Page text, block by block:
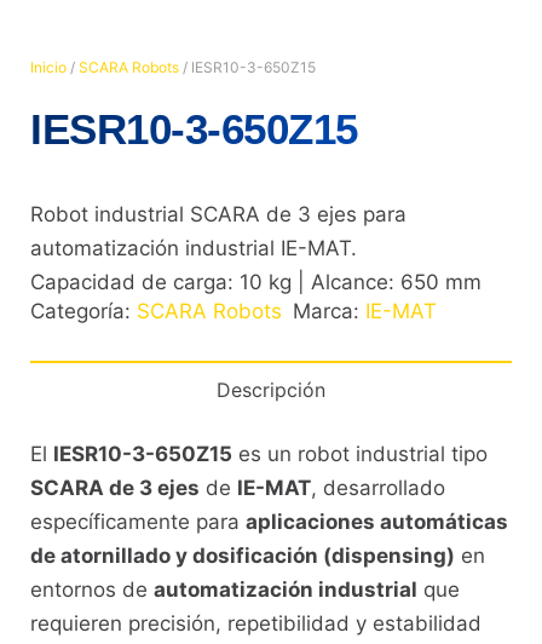
Inicio / SCARA Robots / IESR10-3-650Z15
IESR10-3-650Z15
Robot industrial SCARA de 3 ejes para
automatización industrial IE-MAT.
Capacidad de carga: 10 kg | Alcance: 650 mm
Categoría: SCARA Robots Marca: IE-MAT
Descripción
El IESR10-3-650Z15 es un robot industrial tipo
SCARA de 3 ejes de IE-MAT, desarrollado
específicamente para aplicaciones automáticas
de atornillado y dosificación (dispensing) en
entornos de automatización industrial que
requieren precisión, repetibilidad y estabilidad